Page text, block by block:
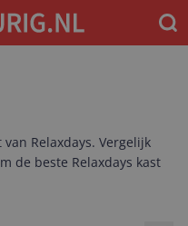
Relaxdays. Vergelijk
de beste Relaxdays kast